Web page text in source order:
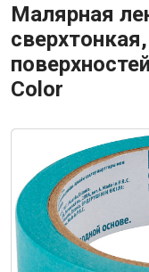
Малярная
Color
Сухие
Гидроизоляция
Кровельные
Ещё 2